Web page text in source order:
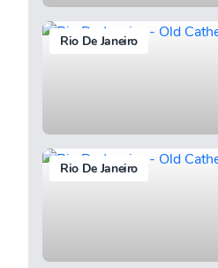
Rio De Janeiro
Rio De Janeiro